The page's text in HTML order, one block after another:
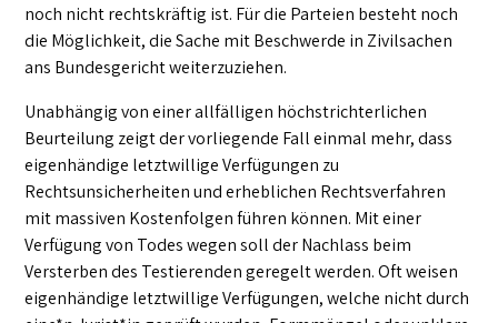
noch nicht rechtskräftig ist. Für die Parteien besteht noch
die Möglichkeit, die Sache mit Beschwerde in Zivilsachen
ans Bundesgericht weiterzuziehen.
Unabhängig von einer allfälligen höchstrichterlichen
Beurteilung zeigt der vorliegende Fall einmal mehr, dass
eigenhändige letztwillige Verfügungen zu
Rechtsunsicherheiten und erheblichen Rechtsverfahren
mit massiven Kostenfolgen führen können. Mit einer
Verfügung von Todes wegen soll der Nachlass beim
Versterben des Testierenden geregelt werden. Oft weisen
eigenhändige letztwillige Verfügungen, welche nicht durch